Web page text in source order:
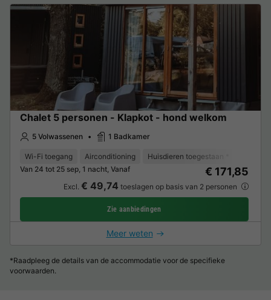
Chalet 5 personen - Klapkot - hond welkom
5 Volwassenen 1 Badkamer
Wi-Fi toegang Airconditioning Huisdieren toegestaan *
Van 24 tot 25 sep, 1 nacht, Vanaf
€ 171,85
Excl. € 49,74 toeslagen op basis van 2 personen
Zie aanbiedingen
Meer weten
*Raadpleeg de details van de accommodatie voor de specifieke
voorwaarden.